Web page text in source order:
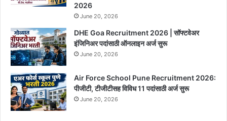
2026
June 20, 2026
DHE Goa Recruitment 2026 | सॉफ्टवेअर
इंजिनिअर पदांसाठी ऑनलाइन अर्ज सुरू
June 20, 2026
Air Force School Pune Recruitment 2026:
पीजीटी, टीजीटीसह विविध 11 पदांसाठी अर्ज सुरू
June 20, 2026